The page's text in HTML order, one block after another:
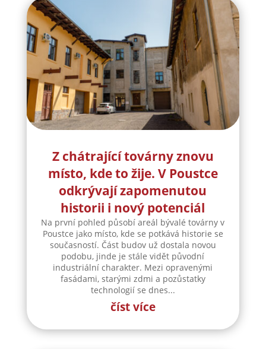
Z chátrající továrny znovu
místo, kde to žije. V Poustce
odkrývají zapomenutou
historii i nový potenciál
Na první pohled působí areál bývalé továrny v
Poustce jako místo, kde se potkává historie se
současností. Část budov už dostala novou
podobu, jinde je stále vidět původní
industriální charakter. Mezi opravenými
fasádami, starými zdmi a pozůstatky
technologií se dnes...
číst více